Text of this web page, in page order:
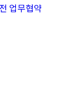
업무협약